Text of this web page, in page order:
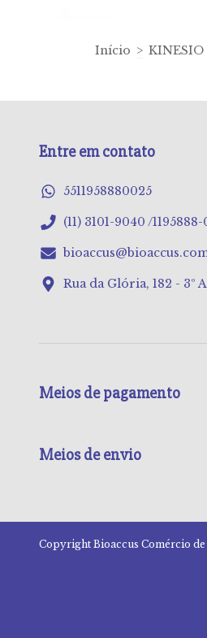
Início > KINESIO
Entre em contato
5511958880025
(11) 3101-9040 /
Rua da Glória, 182 - 3º
Meios de pagamento
Meios de envio
Copyright Bioaccus Comércio